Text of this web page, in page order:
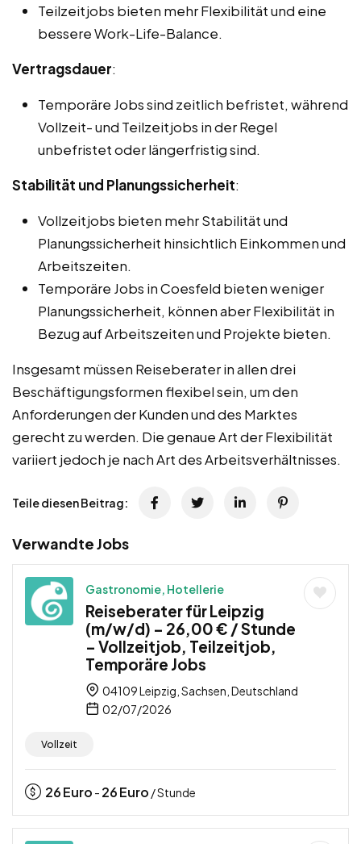
Teilzeitjobs bieten mehr Flexibilität und eine
bessere Work-Life-Balance.
Vertragsdauer:
Temporäre Jobs sind zeitlich befristet, während
Vollzeit- und Teilzeitjobs in der Regel
unbefristet oder längerfristig sind.
Stabilität und Planungssicherheit:
Vollzeitjobs bieten mehr Stabilität und
Planungssicherheit hinsichtlich Einkommen und
Arbeitszeiten.
Temporäre Jobs in Coesfeld bieten weniger
Planungssicherheit, können aber Flexibilität in
Bezug auf Arbeitszeiten und Projekte bieten.
Insgesamt müssen Reiseberater in allen drei
Beschäftigungsformen flexibel sein, um den
Anforderungen der Kunden und des Marktes
gerecht zu werden. Die genaue Art der Flexibilität
variiert jedoch je nach Art des Arbeitsverhältnisses.
Teile diesen Beitrag:
Verwandte Jobs
Gastronomie, Hotellerie
Reiseberater für Leipzig
(m/w/d) – 26,00 € / Stunde
– Vollzeitjob, Teilzeitjob,
Temporäre Jobs
04109 Leipzig, Sachsen, Deutschland
02/07/2026
Vollzeit
26Euro - 26Euro / Stunde